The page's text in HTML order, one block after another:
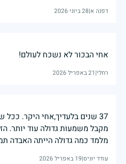
דפנה א|28 ביוני 2026
אחי הבכור לא נשכח לעולם!
רחלי|21 באפריל 2026
37 שנים בלעדיך,אחי היקר.
מקבל משמעות גדולה עוד יותר.
מלמד כמה גדולה הייתה האבדה
עודד יוניס|19 באפריל 2026